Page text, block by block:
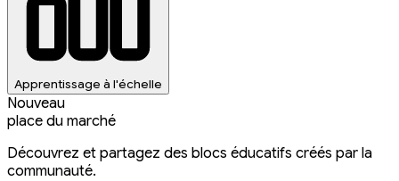
Apprentissage à l'échelle
Nouveau
place du marché
Découvrez et partagez des blocs éducatifs créés par la
communauté.